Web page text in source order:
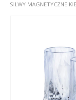
SILWY MAGNETYCZNE